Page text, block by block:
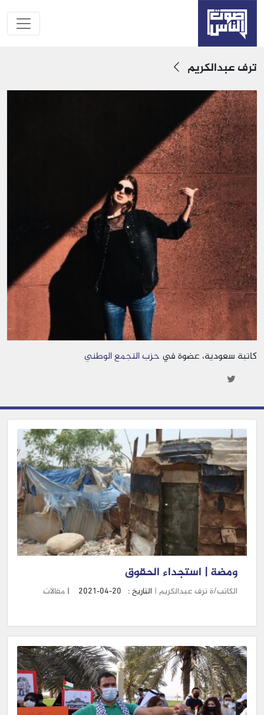
ترف عبدالكريم
كاتبة سعودية، عضوة في حزب التجمع الوطني
ومضة | استجداء الحقوق
الكاتب/ة ترف عبدالكريم | التاريخ : 2021-04-20
| مقالات